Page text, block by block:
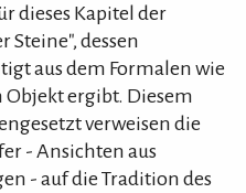
dieses Kapitel der
Steine", dessen
aus dem Formalen wie
ergibt. Diesem
verweisen die
- Ansichten aus
- auf die Tradition des